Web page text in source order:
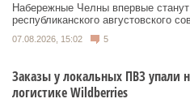
Набережные Челны впервые
республиканского августовского
07.08.2026, 15:02 5
Заказы у локальных ПВЗ упали
логистике Wildberries